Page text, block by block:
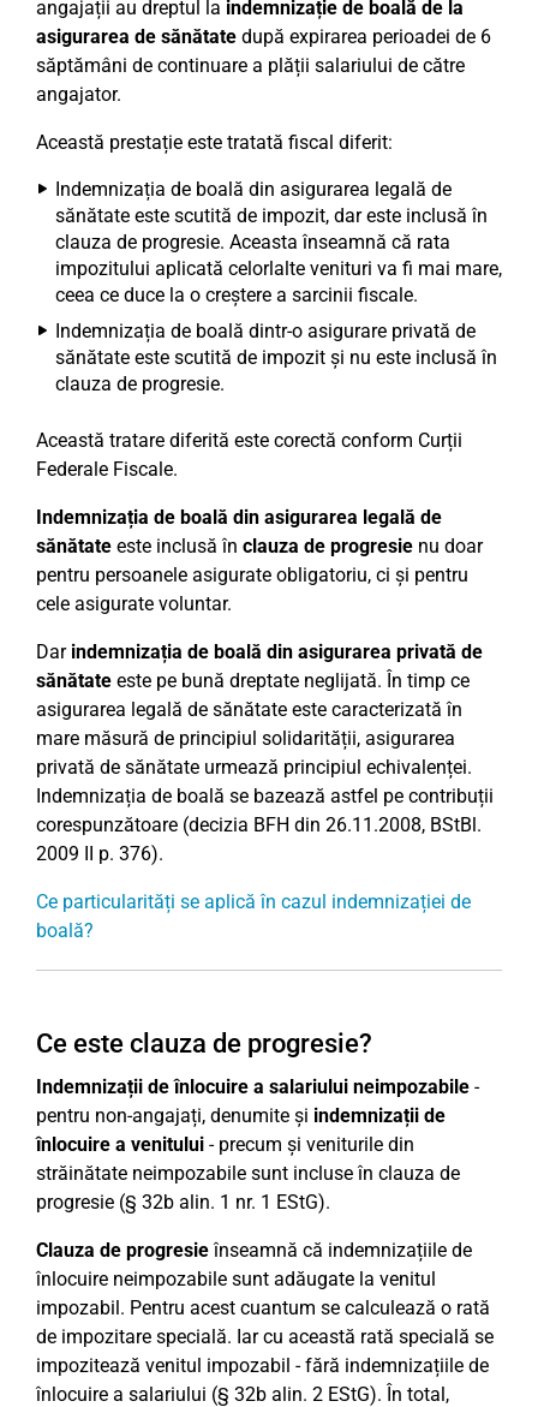
angajații au dreptul la indemnizație de boală de la
asigurarea de sănătate după expirarea perioadei de 6
săptămâni de continuare a plății salariului de către
angajator.
Această prestație este tratată fiscal diferit:
Indemnizația de boală din asigurarea legală de
sănătate este scutită de impozit, dar este inclusă în
clauza de progresie. Aceasta înseamnă că rata
impozitului aplicată celorlalte venituri va fi mai mare,
ceea ce duce la o creștere a sarcinii fiscale.
Indemnizația de boală dintr-o asigurare privată de
sănătate este scutită de impozit și nu este inclusă în
clauza de progresie.
Această tratare diferită este corectă conform Curții
Federale Fiscale.
Indemnizația de boală din asigurarea legală de
sănătate este inclusă în clauza de progresie nu doar
pentru persoanele asigurate obligatoriu, ci și pentru
cele asigurate voluntar.
Dar indemnizația de boală din asigurarea privată de
sănătate este pe bună dreptate neglijată. În timp ce
asigurarea legală de sănătate este caracterizată în
mare măsură de principiul solidarității, asigurarea
privată de sănătate urmează principiul echivalenței.
Indemnizația de boală se bazează astfel pe contribuții
corespunzătoare (decizia BFH din 26.11.2008, BStBl.
2009 II p. 376).
Ce particularități se aplică în cazul indemnizației de
boală?
Ce este clauza de progresie?
Indemnizații de înlocuire a salariului neimpozabile -
pentru non-angajați, denumite și indemnizații de
înlocuire a venitului - precum și veniturile din
străinătate neimpozabile sunt incluse în clauza de
progresie (§ 32b alin. 1 nr. 1 EStG).
Clauza de progresieînseamnă că indemnizațiile de
înlocuire neimpozabile sunt adăugate la venitul
impozabil. Pentru acest cuantum se calculează o rată
de impozitare specială. Iar cu această rată specială se
impozitează venitul impozabil - fără indemnizațiile de
înlocuire a salariului (§ 32b alin. 2 EStG). În total,